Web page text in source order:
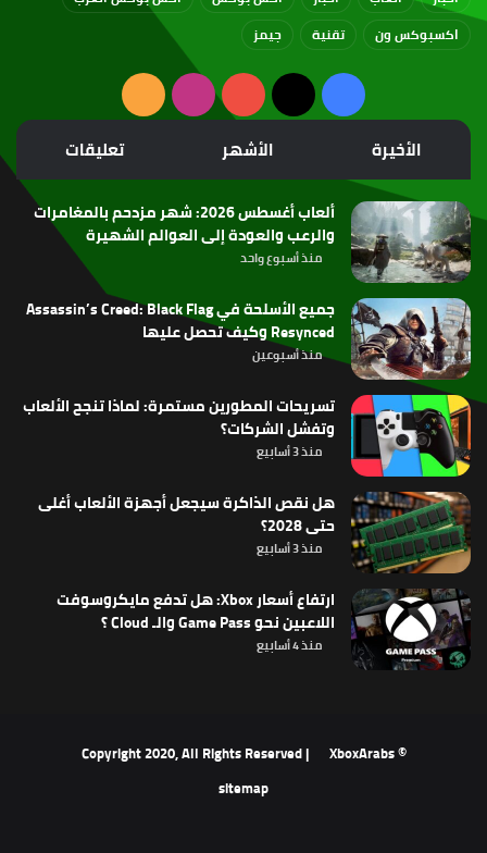
اكسبوكس ون
تقنية جيمز
فيسبوك
‫X
‫YouTubeانستقرامملخص
الموقع
RSS
الأخيرة الأشهر تعليقات
ألعاب أغسطس 2026: شهر مزدحم بالمغامرات
والرعب والعودة إلى العوالم الشهيرة
منذ أسبوع واحد
جميع الأسلحة في Assassin’s Creed: Black Flag
Resynced وكيف تحصل عليها
منذ أسبوعين
تسريحات المطورين مستمرة: لماذا تنجح الألعاب
وتفشل الشركات؟
منذ 3 أسابيع
هل نقص الذاكرة سيجعل أجهزة الألعاب أغلى
حتى 2028؟
منذ 3 أسابيع
ارتفاع أسعار Xbox: هل تدفع مايكروسوفت
اللاعبين نحو Game Pass والـ Cloud ؟
منذ 4 أسابيع
© Copyright 2020, All Rights Reserved |
XboxArabs
sitemap